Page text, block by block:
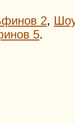
2,
5.